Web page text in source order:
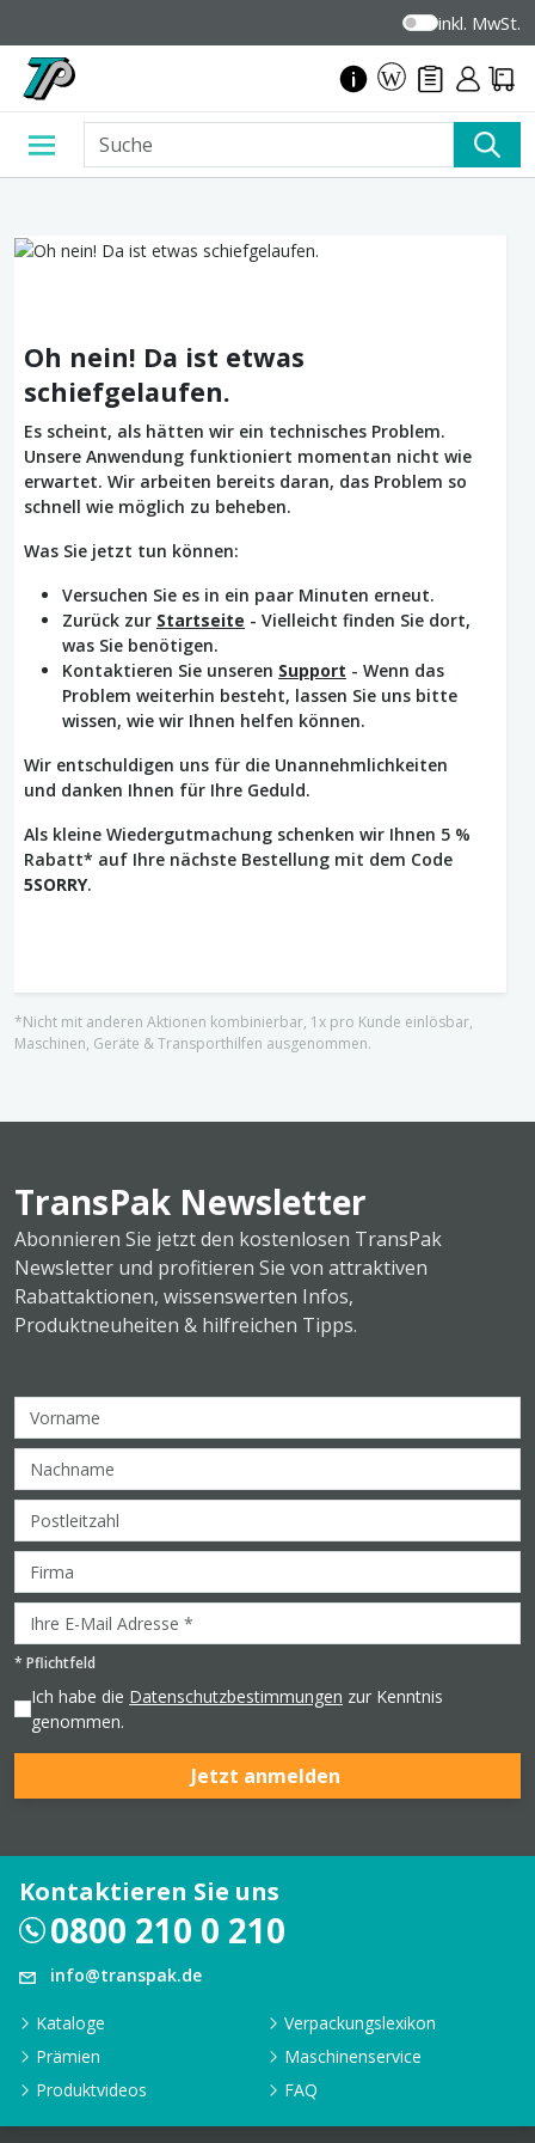
inkl. MwSt.
Oh nein! Da ist etwas
schiefgelaufen.
Es scheint, als hätten wir ein technisches Problem.
Unsere Anwendung funktioniert momentan nicht wie
erwartet. Wir arbeiten bereits daran, das Problem so
schnell wie möglich zu beheben.
Was Sie jetzt tun können:
Versuchen Sie es in ein paar Minuten erneut.
Zurück zur Startseite - Vielleicht finden Sie dort,
was Sie benötigen.
Kontaktieren Sie unseren Support - Wenn das
Problem weiterhin besteht, lassen Sie uns bitte
wissen, wie wir Ihnen helfen können.
Wir entschuldigen uns für die Unannehmlichkeiten
und danken Ihnen für Ihre Geduld.
Als kleine Wiedergutmachung schenken wir Ihnen 5 %
Rabatt* auf Ihre nächste Bestellung mit dem Code
5SORRY.
*Nicht mit anderen Aktionen kombinierbar, 1x pro Kunde einlösbar,
Maschinen, Geräte & Transporthilfen ausgenommen.
TransPak Newsletter
Abonnieren Sie jetzt den kostenlosen TransPak
Newsletter und profitieren Sie von attraktiven
Rabattaktionen, wissenswerten Infos,
Produktneuheiten & hilfreichen Tipps.
* Pflichtfeld
Ich habe die Datenschutzbestimmungen zur Kenntnis
genommen.
Jetzt anmelden
Kontaktieren Sie uns
0800 210 0 210
info@transpak.de
Kataloge
Verpackungslexikon
Prämien
Maschinenservice
Produktvideos
FAQ